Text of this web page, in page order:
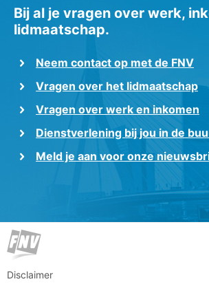
Bij al je vragen over werk,
lidmaatschap.
Neem contact op met de FNV
Vragen over het lidmaatschap
Vragen over werk en inkomen
Dienstverlening bij jou in de
Meld je aan voor onze
Disclaimer